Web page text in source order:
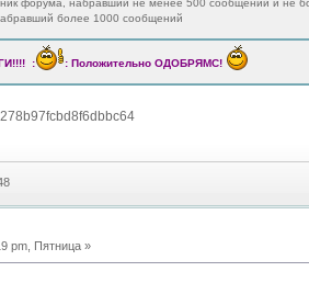
форума, набравший не менее 500 сообщений и не
более 1000 сообщений
: : Положительно ОДОБРЯМС!
pm, Пятница »